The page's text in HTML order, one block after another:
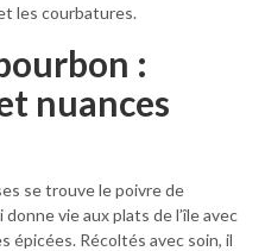
les courbatures.
:
nuances
se trouve le poivre de
vie aux plats de l’île avec
épicées. Récoltés avec soin, il